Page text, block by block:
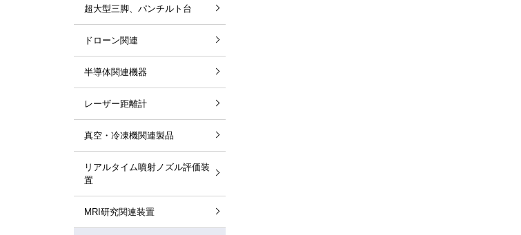
超大型三脚、パンチルト台
ドローン関連
半導体関連機器
レーザー距離計
真空・冷凍機関連製品
リアルタイム噴射ノズル評価装
置
MRI研究関連装置